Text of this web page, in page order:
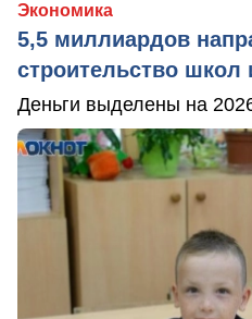
Экономика
5,5 миллиардов
строительство школ
Деньги выделены на